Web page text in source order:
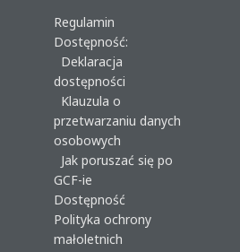
Regulamin
Dostępność:
Deklaracja
dostępności
Klauzula o
przetwarzaniu danych
osobowych
Jak poruszać się po
GCF-ie
Dostępność
Polityka ochrony
małoletnich